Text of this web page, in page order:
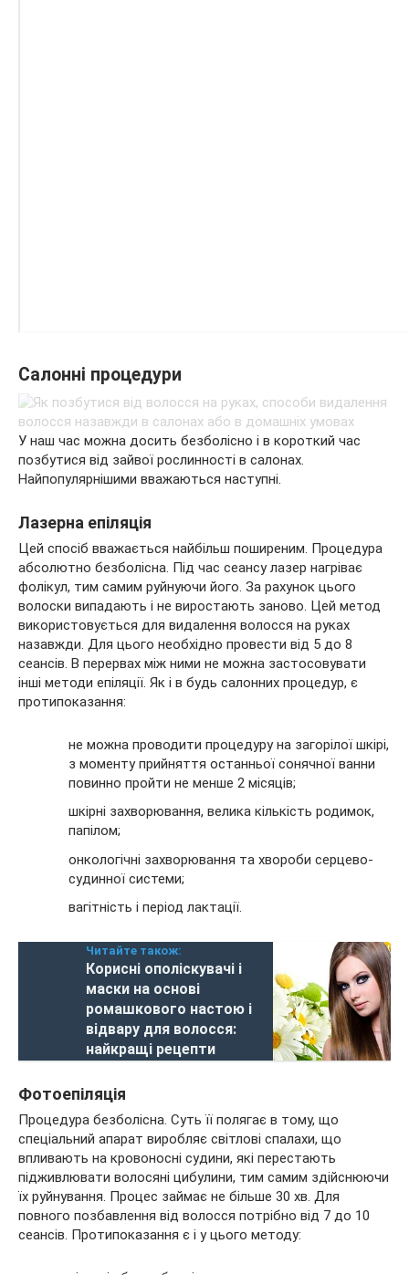
Салонні процедури
У наш час можна досить безболісно і в короткий час
позбутися від зайвої рослинності в салонах.
Найпопулярнішими вважаються наступні.
Лазерна епіляція
Цей спосіб вважається найбільш поширеним. Процедура
абсолютно безболісна. Під час сеансу лазер нагріває
фолікул, тим самим руйнуючи його. За рахунок цього
волоски випадають і не виростають заново. Цей метод
використовується для видалення волосся на руках
назавжди. Для цього необхідно провести від 5 до 8
сеансів. В перервах між ними не можна застосовувати
інші методи епіляції. Як і в будь салонних процедур, є
протипоказання:
не можна проводити процедуру на загорілої шкірі,
з моменту прийняття останньої сонячної ванни
повинно пройти не менше 2 місяців;
шкірні захворювання, велика кількість родимок,
папілом;
онкологічні захворювання та хвороби серцево-
судинної системи;
вагітність і період лактації.
Читайте також:
Корисні ополіскувачі і
маски на основі
ромашкового настою і
відвару для волосся:
найкращі рецепти
Фотоепіляція
Процедура безболісна. Суть її полягає в тому, що
спеціальний апарат виробляє світлові спалахи, що
впливають на кровоносні судини, які перестають
підживлювати волосяні цибулини, тим самим здійснюючи
їх руйнування. Процес займає не більше 30 хв. Для
повного позбавлення від волосся потрібно від 7 до 10
сеансів. Протипоказання є і у цього методу: